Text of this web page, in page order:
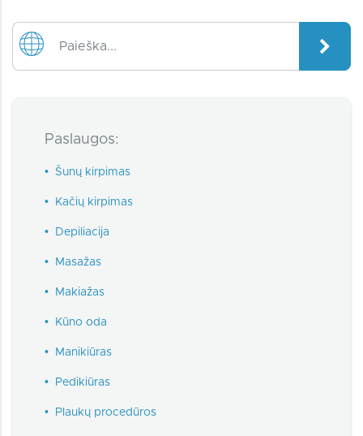
Paslaugos:
• Šunų kirpimas
• Kačių kirpimas
• Depiliacija
• Masažas
• Makiažas
• Kūno oda
• Manikiūras
• Pedikiūras
• Plaukų procedūros